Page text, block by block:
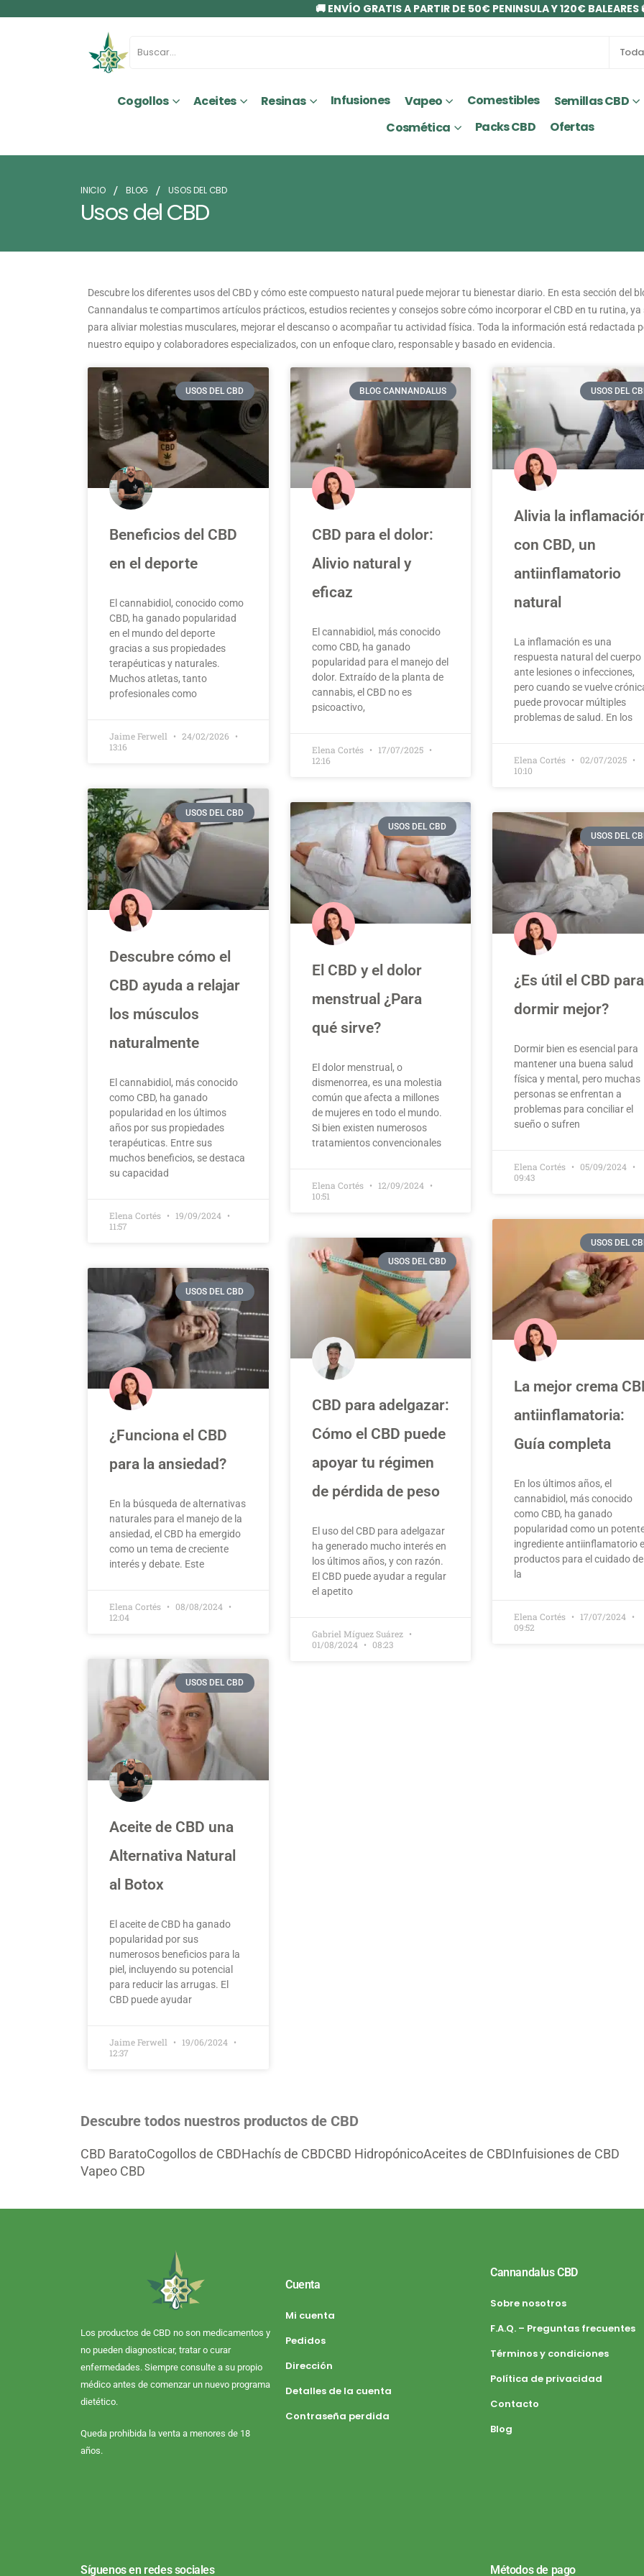
🚚 ENVÍO GRATIS A PARTIR DE 50€ PENINSULA Y 120€ BALEARES
Cogollos Aceites Resinas Infusiones Vapeo Comestibles Semillas CBD
Cosmética
Packs CBD Ofertas
INICIO BLOG USOS DEL CBD
Usos del CBD
Descubre los diferentes usos del CBD y cómo este compuesto natural puede mejorar tu bienestar diario. En esta sección del
Cannandalus te compartimos artículos prácticos, estudios recientes y consejos sobre cómo incorporar el CBD en tu rutina, ya
para aliviar molestias musculares, mejorar el descanso o acompañar tu actividad física. Toda la información está redactada
nuestro equipo y colaboradores especializados, con un enfoque claro, responsable y basado en evidencia.
USOS DEL CBD
Beneficios del CBD
en el deporte
El cannabidiol, conocido como
CBD, ha ganado popularidad
en el mundo del deporte
gracias a sus propiedades
terapéuticas y naturales.
Muchos atletas, tanto
profesionales como
Jaime Ferwell
24/02/2026
13:16
BLOG CANNANDALUS
CBD para el dolor:
Alivio natural y
eficaz
El cannabidiol, más conocido
como CBD, ha ganado
popularidad para el manejo del
dolor. Extraído de la planta de
cannabis, el CBD no es
psicoactivo,
Elena Cortés
17/07/2025
12:16
USOS DEL
Alivia la
con CBD, un
antiinflamatorio
natural
La inflamación es una
respuesta natural del cuerpo
ante lesiones o infecciones,
pero cuando se vuelve
puede provocar múltiples
problemas de salud. En los
Elena Cortés
02/07/2025
10:10
USOS DEL CBD
Descubre cómo el
CBD ayuda a relajar
los músculos
naturalmente
El cannabidiol, más conocido
como CBD, ha ganado
popularidad en los últimos
años por sus propiedades
terapéuticas. Entre sus
muchos beneficios, se destaca
su capacidad
Elena Cortés
19/09/2024
11:57
USOS DEL CBD
El CBD y el dolor
menstrual ¿Para
qué sirve?
El dolor menstrual, o
dismenorrea, es una molestia
común que afecta a millones
de mujeres en todo el mundo.
Si bien existen numerosos
tratamientos convencionales
Elena Cortés
12/09/2024
10:51
USOS DEL
¿Es útil el CBD para
dormir mejor?
Dormir bien es esencial para
mantener una buena salud
física y mental, pero muchas
personas se enfrentan a
problemas para conciliar el
sueño o sufren
Elena Cortés
05/09/2024
09:43
USOS DEL CBD
¿Funciona el CBD
para la ansiedad?
En la búsqueda de alternativas
naturales para el manejo de la
ansiedad, el CBD ha emergido
como un tema de creciente
interés y debate. Este
Elena Cortés
08/08/2024
12:04
USOS DEL CBD
CBD para adelgazar:
Cómo el CBD puede
apoyar tu régimen
de pérdida de peso
El uso del CBD para adelgazar
ha generado mucho interés en
los últimos años, y con razón.
El CBD puede ayudar a regular
el apetito
Gabriel Míguez Suárez
01/08/2024
08:23
USOS DEL
La mejor crema
antiinflamatoria:
Guía completa
En los últimos años, el
cannabidiol, más conocido
como CBD, ha ganado
popularidad como un
ingrediente antiinflamatorio
productos para el cuidado de
la
Elena Cortés
17/07/2024
09:52
USOS DEL CBD
Aceite de CBD una
Alternativa Natural
al Botox
El aceite de CBD ha ganado
popularidad por sus
numerosos beneficios para la
piel, incluyendo su potencial
para reducir las arrugas. El
CBD puede ayudar
Jaime Ferwell
19/06/2024
12:37
Descubre todos nuestros productos de CBD
CBD BaratoCogollos de CBDHachís de CBDCBD HidropónicoAceites de CBDInfuisiones de CBD
Vapeo CBD
Los productos de CBD no son medicamentos y
no pueden diagnosticar, tratar o curar
enfermedades. Siempre consulte a su propio
médico antes de comenzar un nuevo programa
dietético.
Queda prohibida la venta a menores de 18
años.
Cuenta
Mi cuenta
Pedidos
Dirección
Detalles de la cuenta
Contraseña perdida
Cannandalus CBD
Sobre nosotros
F.A.Q. – Preguntas frecuentes
Términos y condiciones
Política de privacidad
Contacto
Blog
Síguenos en redes sociales Métodos de pago